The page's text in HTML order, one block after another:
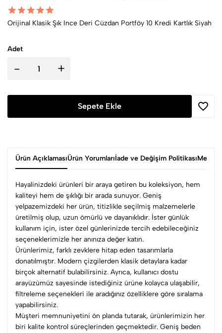
Orijinal Klasik Şık Ince Deri Cüzdan Portföy 10 Kredi Kartlık Siyah
Adet
- +
Sepete Ekle
Ürün AçıklamasıÜrün Yorumlarıİade ve Değişim Politikası
Hayalinizdeki ürünleri bir araya getiren bu koleksiyon, hem
kaliteyi hem de şıklığı bir arada sunuyor. Geniş
yelpazemizdeki her ürün, titizlikle seçilmiş malzemelerle
üretilmiş olup, uzun ömürlü ve dayanıklıdır. İster günlük
kullanım için, ister özel günlerinizde tercih edebileceğiniz
seçeneklerimizle her anınıza değer katın.
Ürünlerimiz, farklı zevklere hitap eden tasarımlarla
donatılmıştır. Modern çizgilerden klasik detaylara kadar
birçok alternatif bulabilirsiniz. Ayrıca, kullanıcı dostu
arayüzümüz sayesinde istediğiniz ürüne kolayca ulaşabilir,
filtreleme seçenekleri ile aradığınız özelliklere göre sıralama
yapabilirsiniz.
Müşteri memnuniyetini ön planda tutarak, ürünlerimizin her
biri kalite kontrol süreçlerinden geçmektedir. Geniş beden